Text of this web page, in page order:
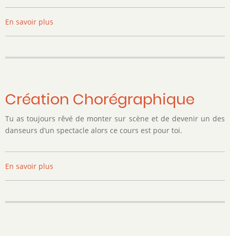
En savoir plus
Dessin-
Adulte
Création Chorégraphique
Tu as toujours rêvé de monter sur scène et de devenir un des
danseurs d’un spectacle alors ce cours est pour toi.
En savoir plus
Création